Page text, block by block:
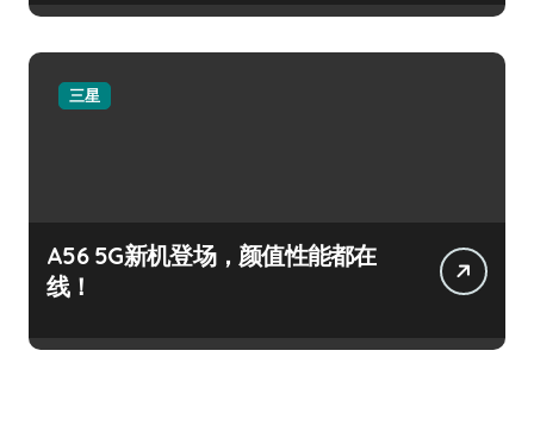
三星
A56 5G新机登场，颜值性能都在
线！